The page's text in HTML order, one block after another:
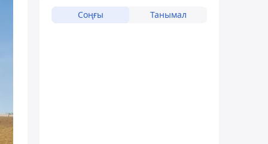
Соңғы Танымал